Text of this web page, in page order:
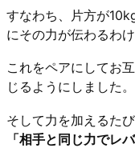
すなわち、片方が
にその力が伝わるわけ
これをペアにしてお
じるようにしました。
そして力を加えるた
「相手と同じ力でレ